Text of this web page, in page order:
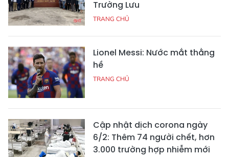
Trường Lưu
TRANG CHỦ
Lionel Messi: Nước mắt thằng
hề
TRANG CHỦ
Cập nhật dịch corona ngày
6/2: Thêm 74 người chết, hơn
3.000 trường hợp nhiễm mới